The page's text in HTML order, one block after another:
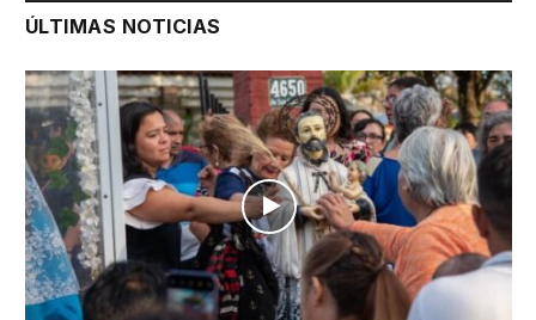
ÚLTIMAS NOTICIAS